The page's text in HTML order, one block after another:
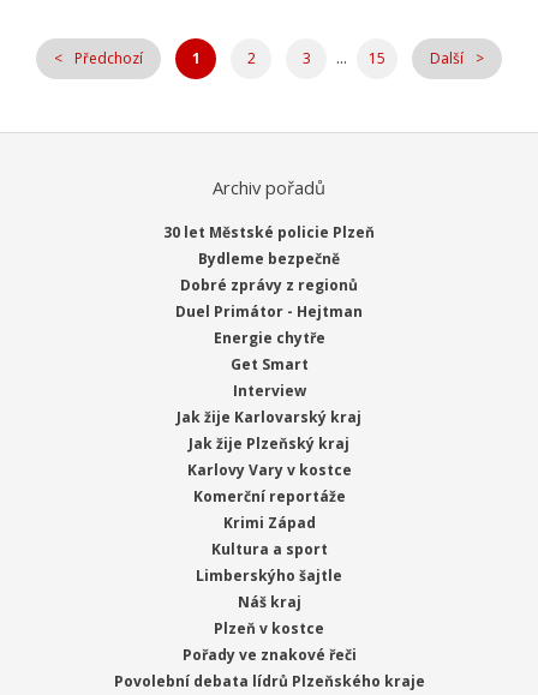
Předchozí 1 2 3 ... 15 Další
Archiv pořadů
30 let Městské policie Plzeň
Bydleme bezpečně
Dobré zprávy z regionů
Duel Primátor - Hejtman
Energie chytře
Get Smart
Interview
Jak žije Karlovarský kraj
Jak žije Plzeňský kraj
Karlovy Vary v kostce
Komerční reportáže
Krimi Západ
Kultura a sport
Limberskýho šajtle
Náš kraj
Plzeň v kostce
Pořady ve znakové řeči
Povolební debata lídrů Plzeňského kraje